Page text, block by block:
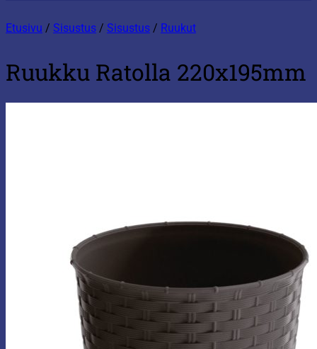
Etusivu / Sisustus / Sisustus / Ruukut
Ruukku Ratolla 220x195mm